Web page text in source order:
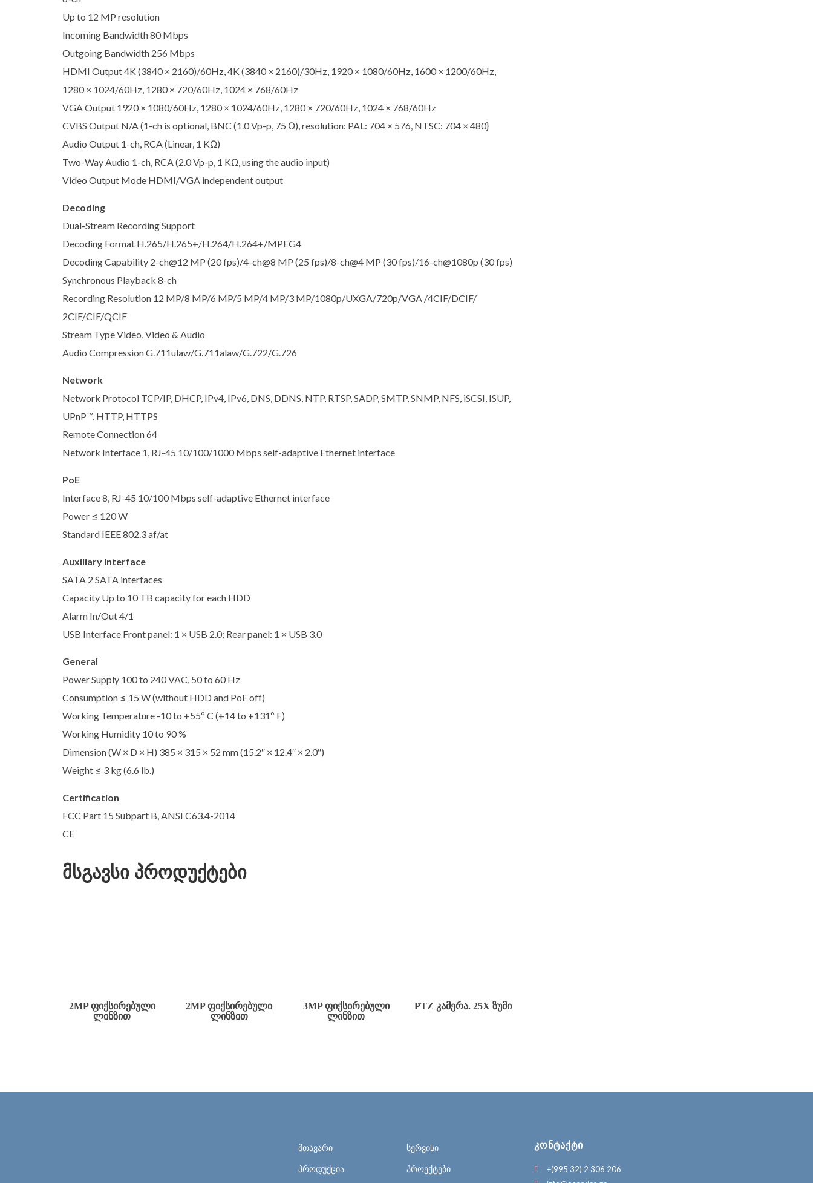
Up to 12 MP resolution
Incoming Bandwidth 80 Mbps
Outgoing Bandwidth 256 Mbps
HDMI Output 4K (3840 × 2160)/60Hz, 4K (3840 × 2160)/30Hz, 1920 × 1080/60Hz, 1600 × 1200/60Hz,
1280 × 1024/60Hz, 1280 × 720/60Hz, 1024 × 768/60Hz
VGA Output 1920 × 1080/60Hz, 1280 × 1024/60Hz, 1280 × 720/60Hz, 1024 × 768/60Hz
CVBS Output N/A (1-ch is optional, BNC (1.0 Vp-p, 75 Ω), resolution: PAL: 704 × 576, NTSC: 704 × 480}
Audio Output 1-ch, RCA (Linear, 1 KΩ)
Two-Way Audio 1-ch, RCA (2.0 Vp-p, 1 KΩ, using the audio input)
Video Output Mode HDMI/VGA independent output
Decoding
Dual-Stream Recording Support
Decoding Format H.265/H.265+/H.264/H.264+/MPEG4
Decoding Capability 2-ch@12 MP (20 fps)/4-ch@8 MP (25 fps)/8-ch@4 MP (30 fps)/16-ch@1080p (30 fps)
Synchronous Playback 8-ch
Recording Resolution 12 MP/8 MP/6 MP/5 MP/4 MP/3 MP/1080p/UXGA/720p/VGA /4CIF/DCIF/
2CIF/CIF/QCIF
Stream Type Video, Video & Audio
Audio Compression G.711ulaw/G.711alaw/G.722/G.726
Network
Network Protocol TCP/IP, DHCP, IPv4, IPv6, DNS, DDNS, NTP, RTSP, SADP, SMTP, SNMP, NFS, iSCSI, ISUP,
UPnP™, HTTP, HTTPS
Remote Connection 64
Network Interface 1, RJ-45 10/100/1000 Mbps self-adaptive Ethernet interface
PoE
Interface 8, RJ-45 10/100 Mbps self-adaptive Ethernet interface
Power ≤ 120 W
Standard IEEE 802.3 af/at
Auxiliary Interface
SATA 2 SATA interfaces
Capacity Up to 10 TB capacity for each HDD
Alarm In/Out 4/1
USB Interface Front panel: 1 × USB 2.0; Rear panel: 1 × USB 3.0
General
Power Supply 100 to 240 VAC, 50 to 60 Hz
Consumption ≤ 15 W (without HDD and PoE off)
Working Temperature -10 to +55º C (+14 to +131º F)
Working Humidity 10 to 90 %
Dimension (W × D × H) 385 × 315 × 52 mm (15.2″ × 12.4″ × 2.0″)
Weight ≤ 3 kg (6.6 lb.)
Certification
FCC Part 15 Subpart B, ANSI C63.4-2014
CE
მსგავსი პროდუქტები
2MP ᲤᲘᲥᲡᲘᲠᲔᲑᲣᲚᲘ
ᲚᲘᲜᲖᲘᲗ
2MP ᲤᲘᲥᲡᲘᲠᲔᲑᲣᲚᲘ
ᲚᲘᲜᲖᲘᲗ
3MP ᲤᲘᲥᲡᲘᲠᲔᲑᲣᲚᲘ
ᲚᲘᲜᲖᲘᲗ
PTZ ᲙᲐᲛᲔᲠᲐ. 25X ᲖᲣᲛᲘ
მთავარი სერვისი
პროდუქცია პროექტები
ᲙᲝᲜᲢᲐᲥᲢᲘ
+(995 32) 2 306 206